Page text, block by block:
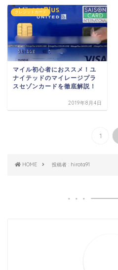
クレジットカード
マイル初心者におススメ！ユ
ナイテッドのマイレージプラ
スセゾンカードを徹底解説！
2019年8月4日
1
HOME 投稿者 : hirota91